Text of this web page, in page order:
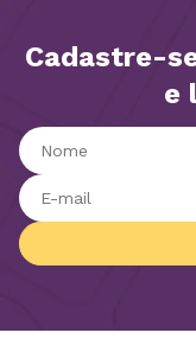
Cadastre-
e